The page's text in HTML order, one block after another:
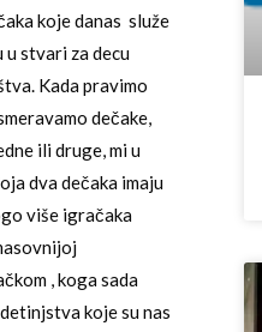
koje danas služe
u stvari za decu
Kada pravimo
dečake,
ili druge, mi u
dva dečaka imaju
više igračaka
, koga sada
koje su nas